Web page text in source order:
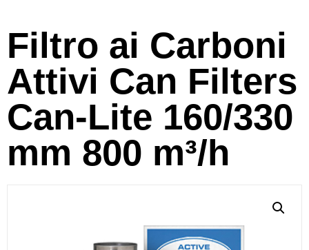
Filtro ai Carboni
Attivi Can Filters
Can-Lite 160/330
mm 800 m³/h